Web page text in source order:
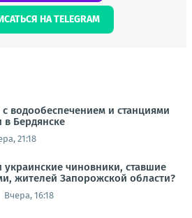
НА TELEGRAM
водообеспечением и станциями
в Бердянске
21:18
украинские чиновники, ставшие
жителей Запорожской области?
Вчера, 16:18